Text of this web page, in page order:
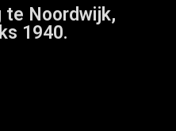
te Noordwijk,
1940.